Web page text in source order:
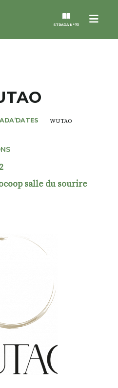
Menu
STRADA N°73
S'ABONNER
À LA NEWSLETTER
YOUTUBE
WUTAO
salle du sourire